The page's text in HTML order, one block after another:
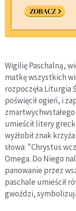
Wigilię Paschalną,
matkę wszystkich
rozpoczęła Liturgia
poświęcił ogień, i
umieścił litery
wyżłobił znak
słowa: "Chrystus
Omega. Do Niego
panowanie przez
paschale umieścił
gwoździ,